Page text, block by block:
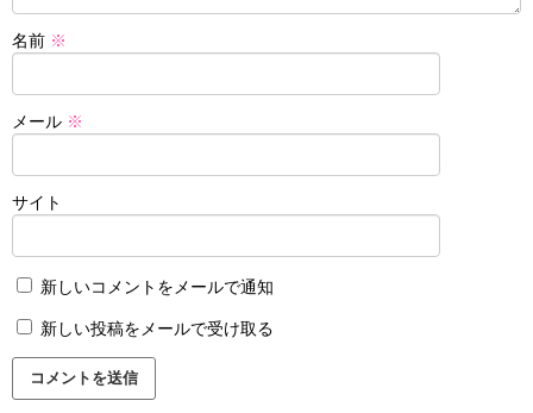
名前 ※
メール ※
サイト
新しいコメントをメールで通知
新しい投稿をメールで受け取る